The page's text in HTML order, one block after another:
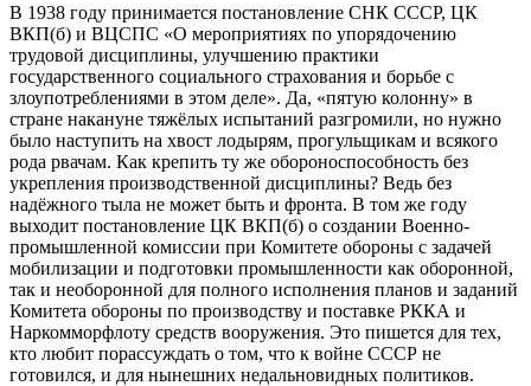
В 1938 году принимается постановление СНК СССР, ЦК
ВКП(б) и ВЦСПС «О мероприятиях по упорядочению
трудовой дисциплины, улучшению практики
государственного социального страхования и борьбе с
злоупотреблениями в этом деле». Да, «пятую колонну» в
стране накануне тяжёлых испытаний разгромили, но нужно
было наступить на хвост лодырям, прогульщикам и всякого
рода рвачам. Как крепить ту же обороноспособность без
укрепления производственной дисциплины? Ведь без
надёжного тыла не может быть и фронта. В том же году
выходит постановление ЦК ВКП(б) о создании Военно-
промышленной комиссии при Комитете обороны с задачей
мобилизации и подготовки промышленности как оборонной,
так и необоронной для полного исполнения планов и заданий
Комитета обороны по производству и поставке РККА и
Наркомморфлоту средств вооружения. Это пишется для тех,
кто любит порассуждать о том, что к войне СССР не
готовился, и для нынешних недальновидных политиков.